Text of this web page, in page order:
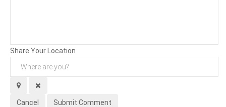
Share Your Location
Cancel Submit Comment